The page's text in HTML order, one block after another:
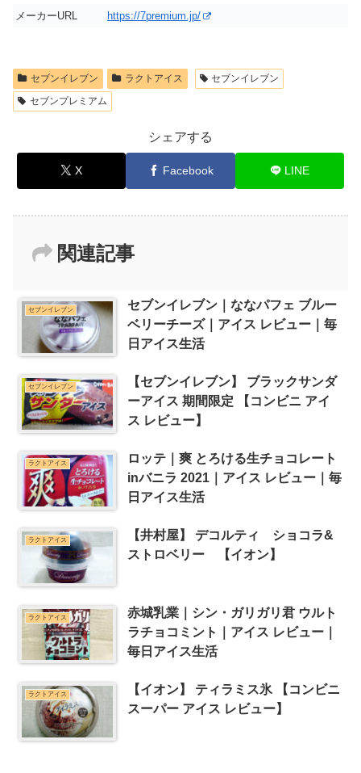
メーカーURL
https://7premium.jp/
セブンイレブン ラクトアイス
セブンイレブン
セブンプレミアム
シェアする
X Facebook LINE
関連記事
セブンイレブン
セブンイレブン｜ななパフェ ブルー
ベリーチーズ｜アイス レビュー｜毎
日アイス生活
セブンイレブン
【セブンイレブン】 ブラックサンダ
ーアイス 期間限定 【コンビニ アイ
ス レビュー】
ラクトアイス
ロッテ｜爽 とろける生チョコレート
inバニラ 2021｜アイス レビュー｜毎
日アイス生活
ラクトアイス
【井村屋】 デコルティ ショコラ&
ストロベリー 【イオン】
ラクトアイス
赤城乳業｜シン・ガリガリ君 ウルト
ラチョコミント｜アイス レビュー｜
毎日アイス生活
ラクトアイス
【イオン】 ティラミス氷 【コンビニ
スーパー アイス レビュー】